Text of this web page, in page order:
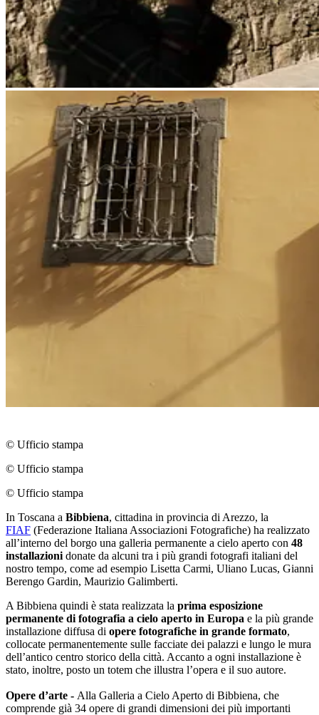
© Ufficio stampa
© Ufficio stampa
© Ufficio stampa
In Toscana a Bibbiena, cittadina in provincia di Arezzo, la
FIAF (Federazione Italiana Associazioni Fotografiche) ha realizzato
all’interno del borgo una galleria permanente a cielo aperto con 48
installazioni donate da alcuni tra i più grandi fotografi italiani del
nostro tempo, come ad esempio Lisetta Carmi, Uliano Lucas, Gianni
Berengo Gardin, Maurizio Galimberti.
A Bibbiena quindi è stata realizzata la prima esposizione
permanente di fotografia a cielo aperto in Europa e la più grande
installazione diffusa di opere fotografiche in grande formato,
collocate permanentemente sulle facciate dei palazzi e lungo le mura
dell’antico centro storico della città. Accanto a ogni installazione è
stato, inoltre, posto un totem che illustra l’opera e il suo autore.
Opere d’arte - Alla Galleria a Cielo Aperto di Bibbiena, che
comprende già 34 opere di grandi dimensioni dei più importanti